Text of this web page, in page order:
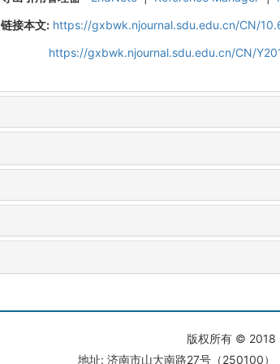
链接本文: https://gxbwk.njournal.sdu.edu.cn/CN/
https://gxbwk.njournal.sdu.edu.cn/CN/
版权所有 © 2018
地址: 济南市山大南路27号（